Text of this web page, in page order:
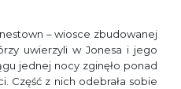
– wiosce zbudowanej
uwierzyli w Jonesa i jego
jednej nocy zginęło ponad
Część z nich odebrała sobie